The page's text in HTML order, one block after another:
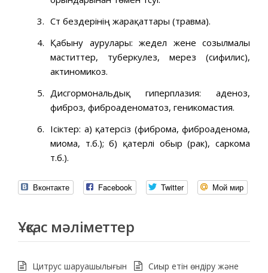
Сүт бездерінің жарақаттары (травма).
Қабыну аурулары: жедел жене созылмалы
маститтер, туберку­лез, мерез (сифилис),
актиномикоз.
Дисгормональдық гиперплазия: аденоз,
фиброз, фиброаденоматоз, геникомастия.
Ісіктер: а) қатерсіз (фиброма, фиброаденома,
миома, т.б.); б) қатерлі обыр (рак), саркома
т.б.).
Вконтакте Facebook Twitter Мой мир
Ұқсас мәліметтер
Цитрус шаруашылығын
Сиыр етін өндіру және